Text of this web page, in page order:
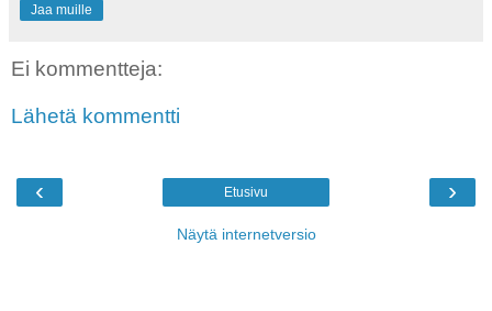
Jaa muille
Ei kommentteja:
Lähetä kommentti
‹ ›
Etusivu
Näytä internetversio